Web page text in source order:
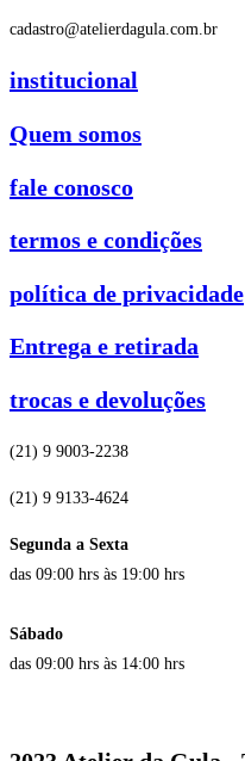
cadastro@atelierdagula.com.br
institucional
Quem somos
fale conosco
termos e condições
política de privacidade
Entrega e retirada
trocas e devoluções
(21) 9 9003-2238
(21) 9 9133-4624
Segunda a Sexta
das 09:00 hrs às 19:00 hrs
Sábado
das 09:00 hrs às 14:00 hrs